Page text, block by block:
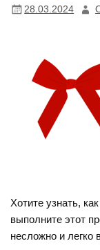
28.03.2024
Хотите узнать,
выполните этот
несложно и легко